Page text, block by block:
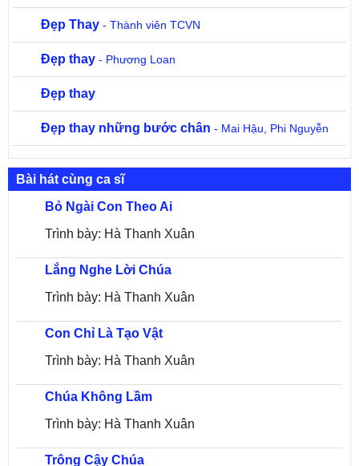
Đẹp Thay - Thành viên TCVN
Đẹp thay - Phương Loan
Đẹp thay
Đẹp thay những bước chân - Mai Hậu, Phi Nguyễn
Bài hát cùng ca sĩ
Bỏ Ngài Con Theo Ai
Trình bày: Hà Thanh Xuân
Lắng Nghe Lời Chúa
Trình bày: Hà Thanh Xuân
Con Chỉ Là Tạo Vật
Trình bày: Hà Thanh Xuân
Chúa Không Lầm
Trình bày: Hà Thanh Xuân
Trông Cậy Chúa